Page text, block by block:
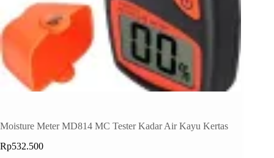
Moisture Meter MD814 MC Tester Kadar Air Kayu Kertas
Rp532.500